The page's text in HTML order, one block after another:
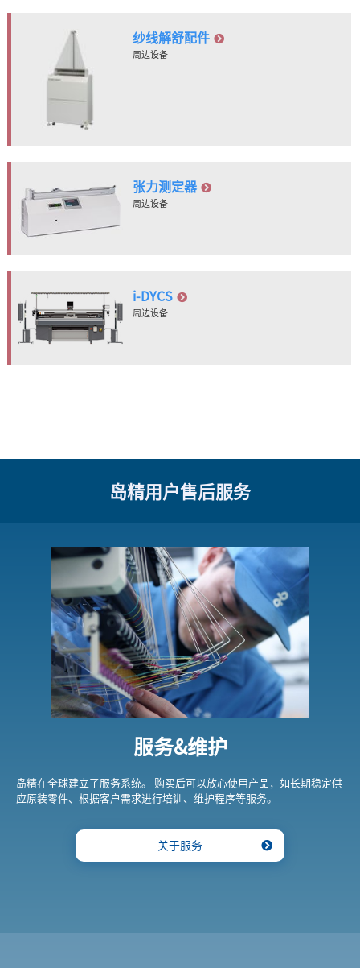
纱线解舒配件
周边设备
张力测定器
周边设备
i-DYCS
周边设备
岛精用户售后服务
服务&维护
岛精在全球建立了服务系统。 购买后可以放心使用产品，如长期稳定供
应原装零件、根据客户需求进行培训、维护程序等服务。
关于服务